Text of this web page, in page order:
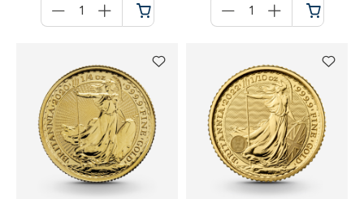
für
Warenkorb
für
Warenkorb